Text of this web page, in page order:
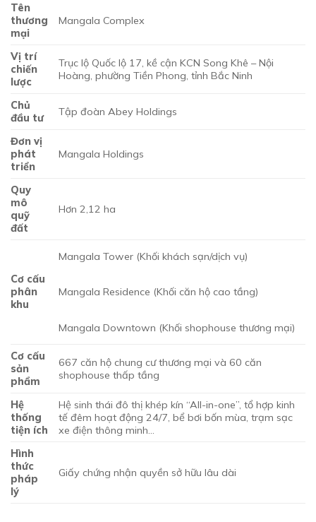
Tên
thương
mại
Mangala Complex
Vị trí
chiến
lược
Trục lộ Quốc lộ 17, kề cận KCN Song Khê – Nội
Hoàng, phường Tiền Phong, tỉnh Bắc Ninh
Chủ
đầu tư
Tập đoàn Abey Holdings
Đơn vị
phát
triển
Mangala Holdings
Quy
mô
quỹ
đất
Hơn 2,12 ha
Cơ cấu
phân
khu
Mangala Tower (Khối khách sạn/dịch vụ)
Mangala Residence (Khối căn hộ cao tầng)
Mangala Downtown (Khối shophouse thương mại)
Cơ cấu
sản
phẩm
667 căn hộ chung cư thương mại và 60 căn
shophouse thấp tầng
Hệ
thống
tiện ích
Hệ sinh thái đô thị khép kín “All-in-one”, tổ hợp kinh
tế đêm hoạt động 24/7, bể bơi bốn mùa, trạm sạc
xe điện thông minh…
Hình
thức
pháp
lý
Giấy chứng nhận quyền sở hữu lâu dài